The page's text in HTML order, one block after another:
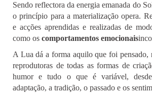
Sendo reflectora da energia emanada do
o princípio para a materialização opera.
e acções aprendidas e realizadas de
como os comportamentos emocionais
A Lua dá a forma aquilo que foi pensado,
reprodutoras de todas as formas de
humor e tudo o que é variável,
adaptação, a tradição, o passado e os